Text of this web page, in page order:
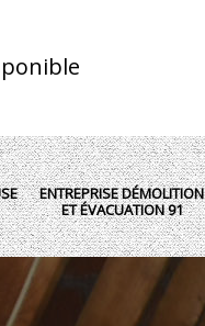
ENTREPRISE DÉMOLITION
ET ÉVACUATION 91